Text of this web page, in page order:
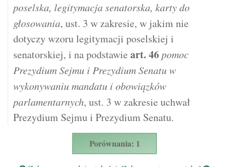
poselska, legitymacja senatorska, karty do
głosowania, ust. 3 w zakresie, w jakim nie
dotyczy wzoru legitymacji poselskiej i
senatorskiej, i na podstawie art. 46 pomoc
Prezydium Sejmu i Prezydium Senatu w
wykonywaniu mandatu i obowiązków
parlamentarnych, ust. 3 w zakresie uchwał
Prezydium Sejmu i Prezydium Senatu.
Porównania: 1